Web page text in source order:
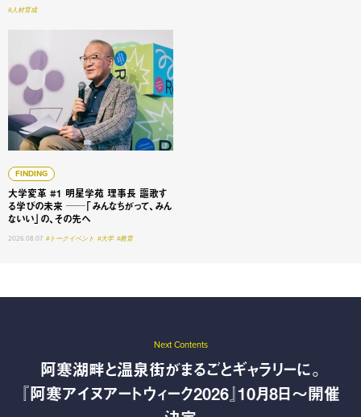
#人材育成
FINDING
大学変革 #1 明星学苑 理事長 謳歌す
る学びの未来 ──「みんなちがって、みん
ないい」の、その先へ
2026.08.07 #トークイベント #大学 #教育
大学変革 #1 明星学苑 理事長 謳歌する学びの未来 ──「み
Next Contents
阿寒湖畔と温泉街がまるごとギャラリーに。
『阿寒アイヌアートウィーク2026』10月8日〜開催